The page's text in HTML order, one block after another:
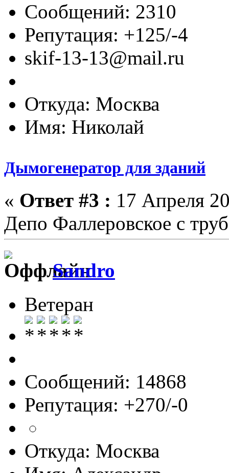
Сообщений: 2310
Репутация: +125/-4
skif-13-13@mail.ru
Откуда: Москва
Имя: Николай
Дымогенератор для зданий
« Ответ #3 : 17 Апреля
Депо Фаллеровское с
Sandro
Ветеран
Сообщений: 14868
Репутация: +270/-0
Откуда: Москва